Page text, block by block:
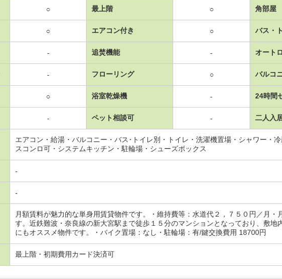
○ 最上階 ○ 角部屋
○ エアコン付き ○ バス・
- 追焚機能 - オート
- フローリング ○ バルコ
○ 浴室乾燥機 - 24時間
- ペット相談可 - 二人入
エアコン・給湯・バルコニー・バス･トイレ別・トイレ・洗濯機置場・シャワー・
スコンロ可・システムキッチン・駐輪場・シューズボックス
-
-
月額賃料が魅力的な単身用賃貸物件です。・維持費等：水道代２，７５０円／月
す。近鉄難波・奈良線の新大宮駅まで徒歩１５分のマンションとなっており、敷地
にもオススメ物件です。・バイク置場：なし・駐輪場：有/鍵交換費用 18700円
最上階・初期費用カード決済可